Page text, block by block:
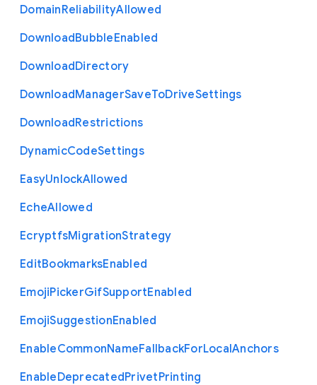
DomainReliabilityAllowed
DownloadBubbleEnabled
DownloadDirectory
DownloadManagerSaveToDriveSettings
DownloadRestrictions
DynamicCodeSettings
EasyUnlockAllowed
EcheAllowed
EcryptfsMigrationStrategy
EditBookmarksEnabled
EmojiPickerGifSupportEnabled
EmojiSuggestionEnabled
EnableCommonNameFallbackForLocalAnchors
EnableDeprecatedPrivetPrinting